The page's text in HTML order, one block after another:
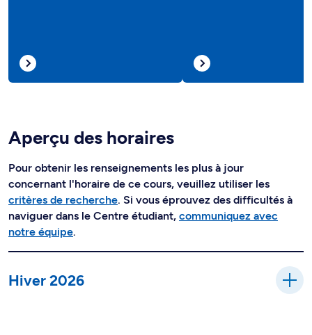
Aperçu des horaires
Pour obtenir les renseignements les plus à jour
concernant l'horaire de ce cours, veuillez utiliser les
critères de recherche. Si vous éprouvez des difficultés à
naviguer dans le Centre étudiant, communiquez avec
notre équipe.
Hiver 2026